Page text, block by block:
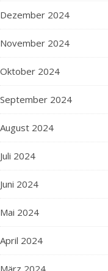
Dezember 2024
November 2024
Oktober 2024
September 2024
August 2024
Juli 2024
Juni 2024
Mai 2024
April 2024
März 2024